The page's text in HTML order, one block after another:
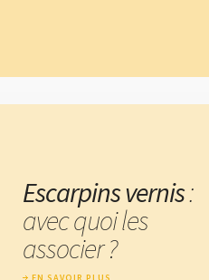
Escarpins vernis:
avec quoi les
associer ?